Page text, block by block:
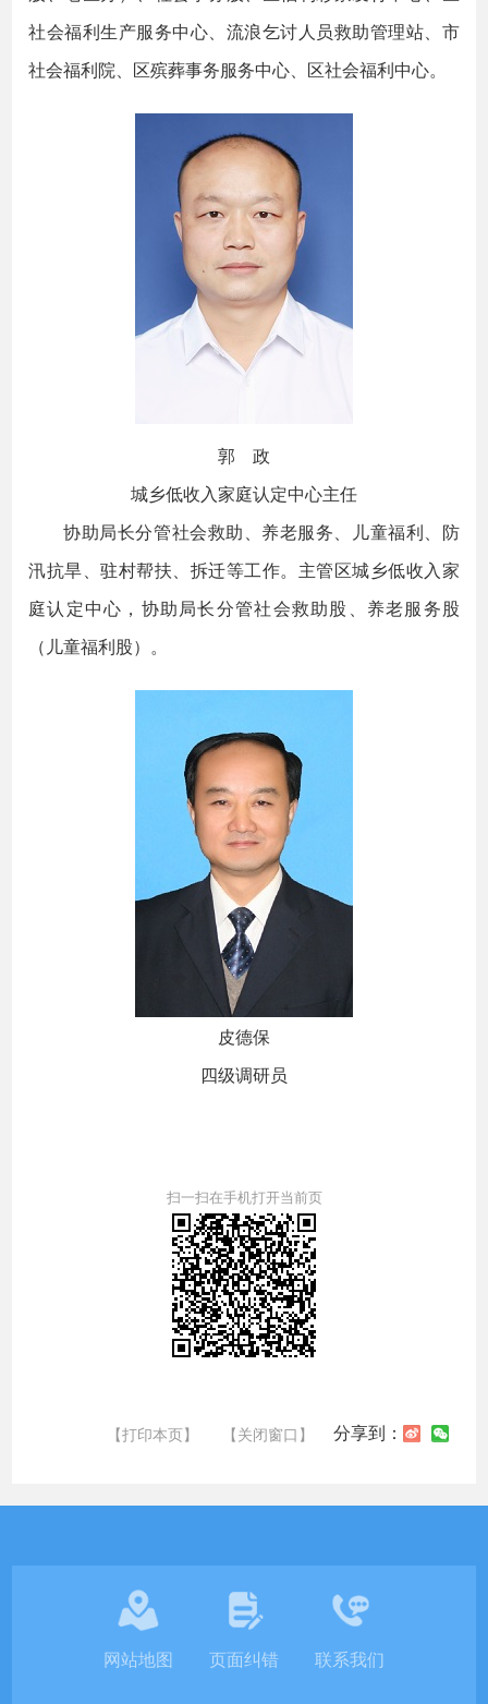
社会福利生产服务中心、流浪乞讨人员救助管理站、市
社会福利院、区殡葬事务服务中心、区社会福利中心。
郭 政
城乡低收入家庭认定中心主任
协助局长分管社会救助、养老服务、儿童福利、防
汛抗旱、驻村帮扶、拆迁等工作。主管区城乡低收入家
庭认定中心，协助局长分管社会救助股、养老服务股
（儿童福利股）。
皮德保
四级调研员
扫一扫在手机打开当前页
【打印本页】 【关闭窗口】 分享到：
网站地图 页面纠错 联系我们